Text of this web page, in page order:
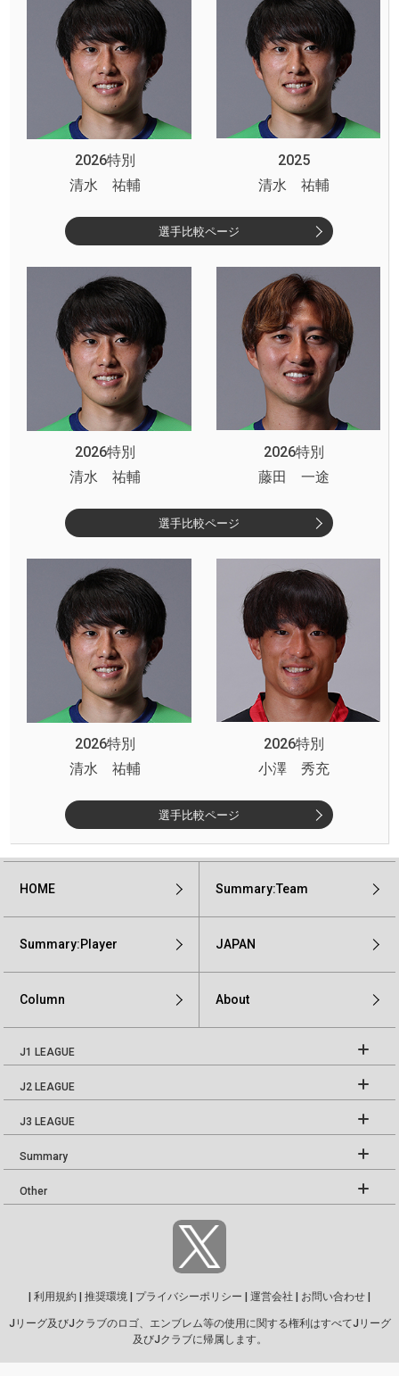
2026特別
2025
清水 祐輔
清水 祐輔
選手比較ページ
2026特別
2026特別
清水 祐輔
藤田 一途
選手比較ページ
2026特別
2026特別
清水 祐輔
小澤 秀充
選手比較ページ
HOME Summary:Team
Summary:Player JAPAN
Column About
J1 LEAGUE
J2 LEAGUE
J3 LEAGUE
Summary
Other
利用規約 推奨環境 プライバシーポリシー 運営会社 お問い合わせ
Jリーグ及びJクラブのロゴ、エンブレム等の使用に関する権利はすべてJリーグ
及びJクラブに帰属します。